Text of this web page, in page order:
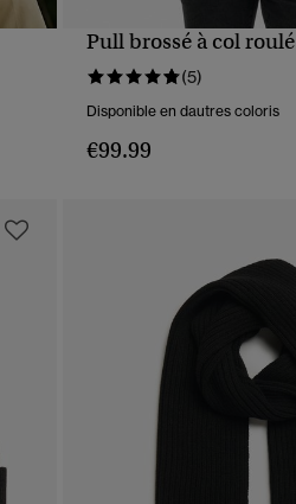
Pull brossé à col roulé
(5)
Disponible en dautres coloris
€99.99